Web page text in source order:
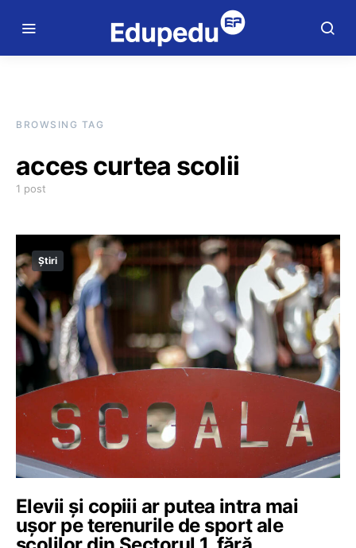
BROWSING TAG
acces curtea scolii
1 post
Știri
Elevii și copiii ar putea intra mai
ușor pe terenurile de sport ale